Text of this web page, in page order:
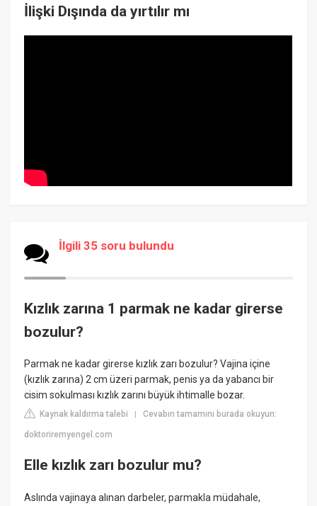
İlişki Dışında da yırtılır mı
İlgili 35 soru bulundu
Kızlık zarına 1 parmak ne kadar girerse
bozulur?
Parmak ne kadar girerse kızlık zarı bozulur? Vajina içine
(kızlık zarına) 2 cm üzeri parmak, penis ya da yabancı bir
cisim sokulması kızlık zarını büyük ihtimalle bozar.
Kaynak kaldırma talebi |Cevabın tamamını burada okuyun:
doktoriremyengel.com
Elle kızlık zarı bozulur mu?
Aslında vajinaya alınan darbeler, parmakla müdahale,